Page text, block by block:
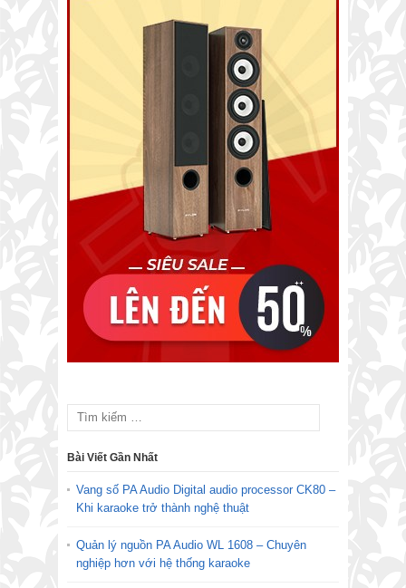
Bài Viết Gần Nhất
Vang số PA Audio Digital audio processor CK80 –
Khi karaoke trở thành nghệ thuật
Quản lý nguồn PA Audio WL 1608 – Chuyên
nghiệp hơn với hệ thống karaoke